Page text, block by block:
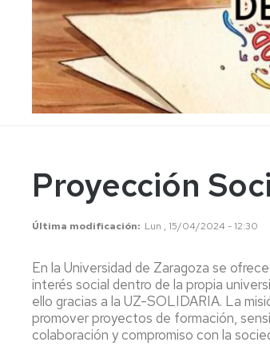
Fichas/Documentación
Resumen
Voluntariado
Entidades
Voluntariado
Europeo
III
Feria
de
2026
Día
Proyección
Última modificación Lun , 15/04/2024 - 12:30
En la Universidad de Zaragoza se
interés social dentro de la propia
ello gracias a la UZ-SOLIDARIA. La
promover proyectos de formación,
colaboración y compromiso con la